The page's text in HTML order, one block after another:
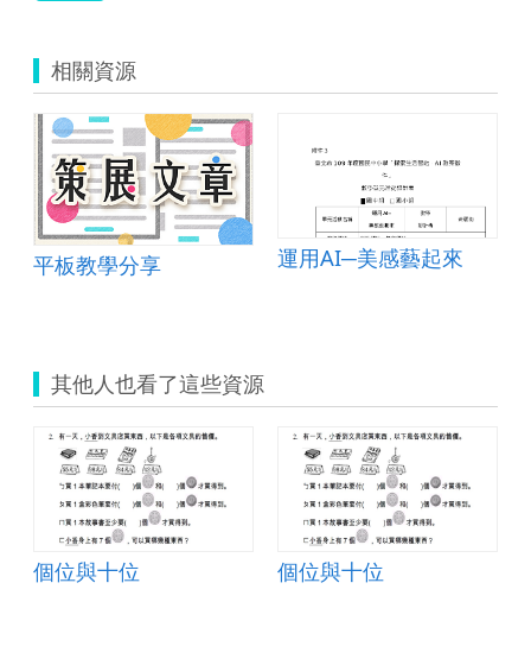
相關資源
平板教學分享 運用AI─美感藝起來
其他人也看了這些資源
個位與十位 個位與十位